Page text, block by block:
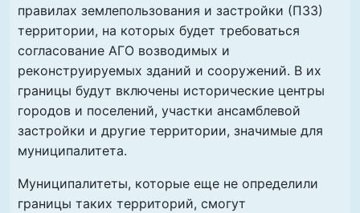
правилах землепользования и застройки (ПЗЗ)
территории, на которых будет требоваться
согласование АГО возводимых и
реконструируемых зданий и сооружений. В их
границы будут включены исторические центры
городов и поселений, участки ансамблевой
застройки и другие территории, значимые для
муниципалитета.
Муниципалитеты, которые еще не определили
границы таких территорий, смогут